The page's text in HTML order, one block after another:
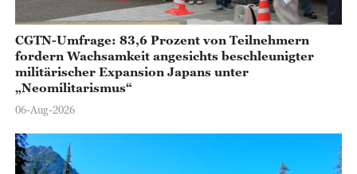
CGTN-Umfrage: 83,6 Prozent von Teilnehmern
fordern Wachsamkeit angesichts beschleunigter
militärischer Expansion Japans unter
„Neomilitarismus“
06-Aug-2026